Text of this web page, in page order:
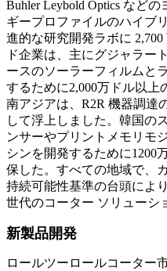
Buhler Leybold Optics など
ギープロファイルのハイブ
進的な研究開発ラボに
ド企業は、主にグジャラー
ースのソーラーフィルムと
するために2,000万ドル以
南アジアは、R2R 機器調達
して浮上しました。韓国の
ンサーやプリントメモリモ
シンを開発するために1200
保した。すべての地域で、
持続可能性基準の台頭によ
世代のコーター ソリューシ
新製品開発
ロールツーロールコーター